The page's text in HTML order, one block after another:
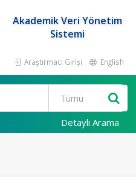
Akademik Veri Yönetim
Sistemi
Araştırmacı Girişi English
Detaylı Arama